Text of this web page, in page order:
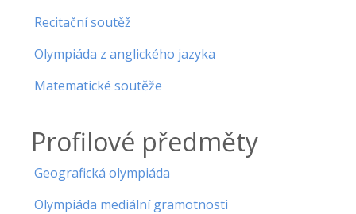
Recitační soutěž
Olympiáda z anglického jazyka
Matematické soutěže
Profilové předměty
Geografická olympiáda
Olympiáda mediální gramotnosti